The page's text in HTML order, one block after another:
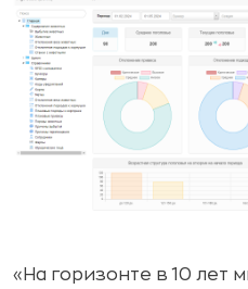
«На горизонте в 10 лет